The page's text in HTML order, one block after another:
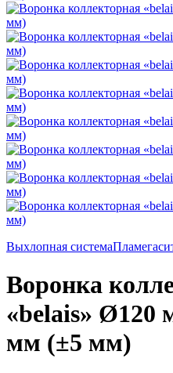
Выхлопная система
Воронка
«belais» Ø120
мм (±5 мм)